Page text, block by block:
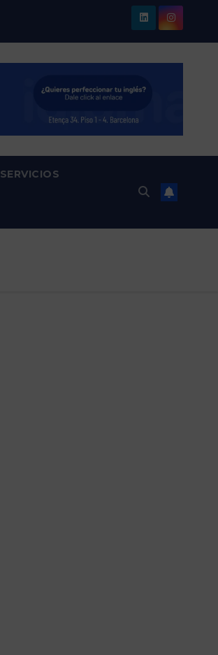
SERVICIOS